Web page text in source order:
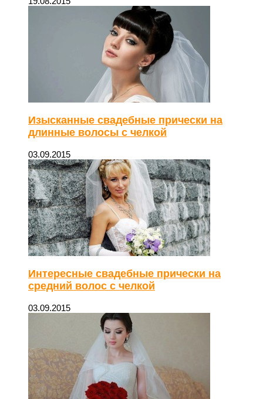
Изысканные свадебные прически на
длинные волосы с челкой
03.09.2015
Интересные свадебные прически на
средний волос с челкой
03.09.2015